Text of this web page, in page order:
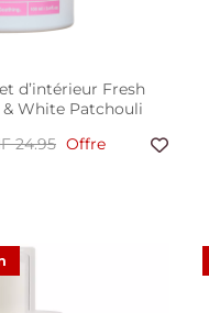
d’intérieur Fresh
White Patchouli
24.95 Offre
de fragrance
by PartyLite